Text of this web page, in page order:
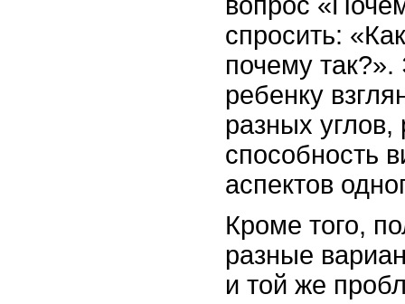
спросить:
почему так?».
ребенку
разных углов,
способность
аспектов
Кроме того,
разные
и той же